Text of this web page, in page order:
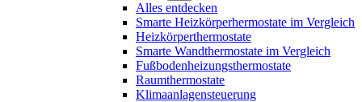
Alles entdecken
Smarte Heizkörperhermostate im Vergleich
Heizkörperthermostate
Smarte Wandthermostate im Vergleich
Fußbodenheizungsthermostate
Raumthermostate
Klimaanlagensteuerung